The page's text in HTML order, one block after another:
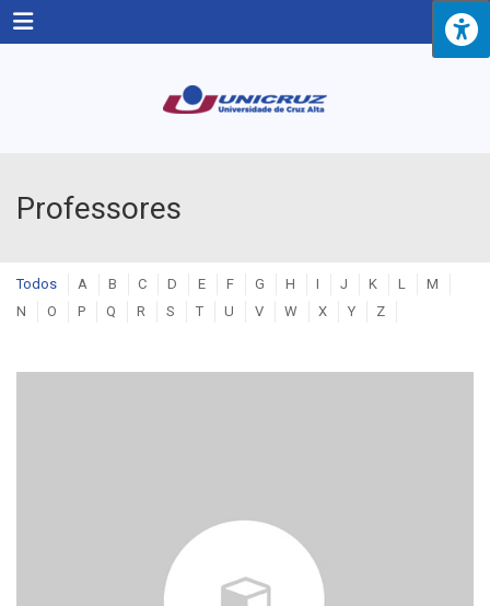
Menu
Professores
Todos A B C D E F G H I J K L
M
N
O P Q R S T U V W X Y Z